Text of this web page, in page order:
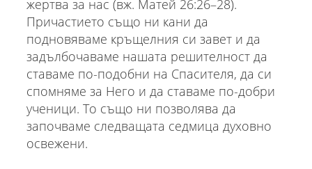
жертва за нас (вж. Матей 26:26–28).
Причастието също ни кани да
подновяваме кръщелния си завет и да
задълбочаваме нашата решителност да
ставаме по-подобни на Спасителя, да си
спомняме за Него и да ставаме по-добри
ученици. То също ни позволява да
започваме следващата седмица духовно
освежени.